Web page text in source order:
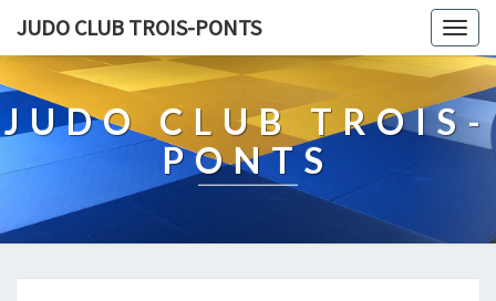
JUDO CLUB TROIS-PONTS
JUDO CLUB TROIS-
PONTS